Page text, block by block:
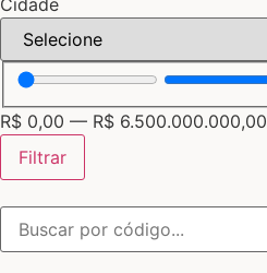
R$ 0,00 — R$ 6.500.000.000,00
Filtrar